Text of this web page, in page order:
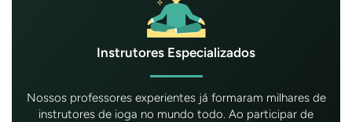
Instrutores Especializados
Nossos professores experientes já formaram milhares de
instrutores de ioga no mundo todo. Ao participar de